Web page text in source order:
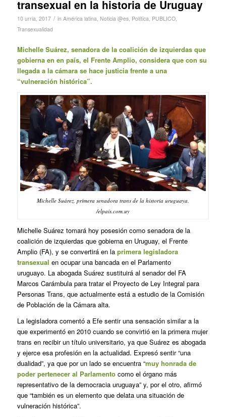
transexual en la historia de Uruguay
10 urria, 2017 / in América latina Noticia @es, Política PUBLICO,
Transexualidad
Michelle Suárez, senadora de la coalición de izquierdas que
gobierna en en país, el Frente Amplio, considera que con su
llegada a la cámara se hace justicia frente a una
“vulneración histórica”.
Michelle Suárez, primera senadora trans de la historia uruguaya.
/elpais.com.uy
Michelle Suárez tomará hoy posesión como senadora de la
coalición de izquierdas que gobierna en Uruguay, el Frente
Amplio (FA), y se convertirá en la primera legisladora
transexual en ocupar una bancada en el Parlamento
uruguayo. La abogada Suárez sustituirá al senador del FA
Marcos Carámbula para tratar el Proyecto de Ley Integral para
Personas Trans, que actualmente está a estudio de la Comisión
de Población de la Cámara alta.
La legisladora comentó a Efe sentir una sensación similar a la
que experimentó en 2010 cuando se convirtió en la primera mujer
trans en recibir un título universitario, ya que Suárez es abogada
y ejerce esa profesión en la actualidad. Expresó sentir “una
dualidad”, ya que por un lado se encuentra “muy honrada de
poder pertenecer al Parlamentocomo el órgano más
representativo de la democracia uruguaya” y, por el otro, afirmó
que “también es un elemento que delata una situación de
vulneración histórica”.